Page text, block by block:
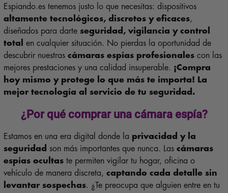
Espiando.es tenemos justo lo que necesitas: dispositivos
altamente tecnológicos, discretos y eficaces,
diseñados para darte seguridad, vigilancia y control
total
en cualquier situación. No pierdas la oportunidad de
descubrir nuestras cámaras espías profesionalescon las
mejores prestaciones y una calidad insuperable. ¡Compra
hoy mismo y protege lo que más te importa!
La
mejor tecnología al servicio de tu seguridad.
¿Por qué comprar una cámara espía?
Estamos en una era digital donde la privacidad y la
seguridad
son más importantes que nunca. Las cámaras
espías ocultaste permiten vigilar tu hogar, oficina o
vehículo de manera discreta, captando cada detalle sin
levantar sospechas. ¿Te preocupa que alguien entre en tu